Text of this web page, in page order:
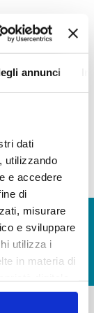
annunci
dati
utilizzando
e accedere
di
misurare
e sviluppare
utilizza i
in materia di
i
idrico
proprie
di migliorare
SERVIZIO
NOI